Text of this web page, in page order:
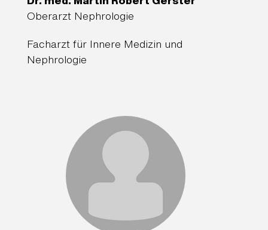
Oberarzt Nephrologie
Facharzt für Innere Medizin und
Nephrologie